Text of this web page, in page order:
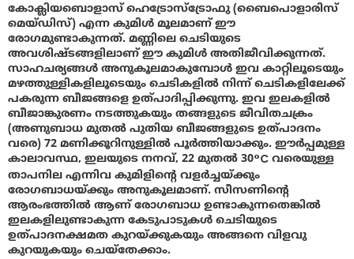
കോക്ലിയബൊളാസ് ഹെട്രോസ്ട്രോഫു (ബൈപൊളാരിസ്
മെയ്‌ഡിസ്) എന്ന കുമിള്‍ മൂലമാണ് ഈ
രോഗമുണ്ടാകുന്നത്. മണ്ണിലെ ചെടിയുടെ
അവശിഷ്ടങ്ങളിലാണ് ഈ കുമിള്‍ അതിജീവിക്കുന്നത്.
സാഹചര്യങ്ങള്‍ അനുകൂലമാകുമ്പോള്‍ ഇവ കാറ്റിലൂടെയും
മഴത്തുള്ളികളിലൂടെയും ചെടികളില്‍ നിന്ന് ചെടികളിലേക്ക്
പകരുന്ന ബീജങ്ങളെ ഉത്പാദിപ്പിക്കുന്നു. ഇവ ഇലകളില്‍
ബീജാങ്കുരണം നടത്തുകയും തങ്ങളുടെ ജീവിതചക്രം
(അണുബാധ മുതല്‍ പുതിയ ബീജങ്ങളുടെ ഉത്പാദനം
വരെ) 72 മണിക്കൂറിനുള്ളില്‍ പൂര്‍ത്തിയാക്കും. ഈര്‍പ്പമുള്ള
കാലാവസ്ഥ, ഇലയുടെ നനവ്‌, 22 മുതല്‍ 30°C വരെയുള്ള
താപനില എന്നിവ കുമിളിന്റെ വളര്‍ച്ചയ്ക്കും
രോഗബാധയ്ക്കും അനുകൂലമാണ്. സീസണിന്റെ
ആരംഭത്തില്‍ ആണ് രോഗബാധ ഉണ്ടാകുന്നതെങ്കില്‍
ഇലകളിലുണ്ടാകുന്ന കേടുപാടുകള്‍ ചെടിയുടെ
ഉത്പാദനക്ഷമത കുറയ്ക്കുകയും അങ്ങനെ വിളവു
കുറയുകയും ചെയ്തേക്കാം.